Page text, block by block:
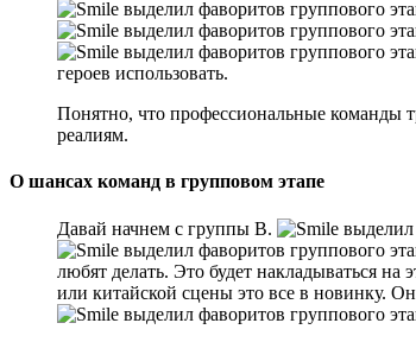
героев использовать.
Понятно, что профессиональные команды
реалиям.
О шансах команд в групповом этапе
Давай начнем с группы B.
любят делать. Это будет накладываться
или китайской сцены это все в новинку.